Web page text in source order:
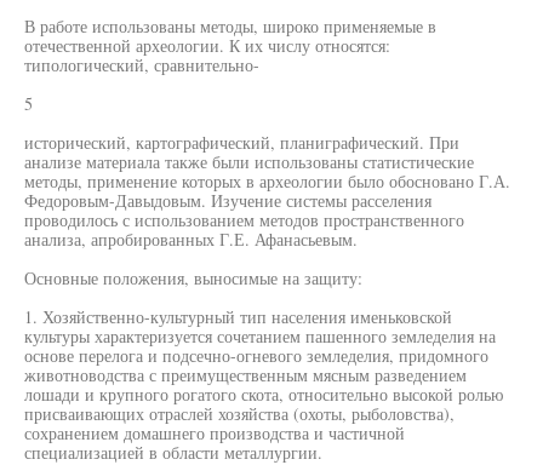
В работе использованы методы, широко применяемые в
отечественной археологии. К их числу относятся:
типологический, сравнительно-
5
исторический, картографический, планиграфический. При
анализе материала также были использованы статистические
методы, применение которых в археологии было обосновано Г.А.
Федоровым-Давыдовым. Изучение системы расселения
проводилось с использованием методов пространственного
анализа, апробированных Г.Е. Афанасьевым.
Основные положения, выносимые на защиту:
1. Хозяйственно-культурный тип населения именьковской
культуры характеризуется сочетанием пашенного земледелия на
основе перелога и подсечно-огневого земледелия, придомного
животноводства с преимущественным мясным разведением
лошади и крупного рогатого скота, относительно высокой ролью
присваивающих отраслей хозяйства (охоты, рыболовства),
сохранением домашнего производства и частичной
специализацией в области металлургии.